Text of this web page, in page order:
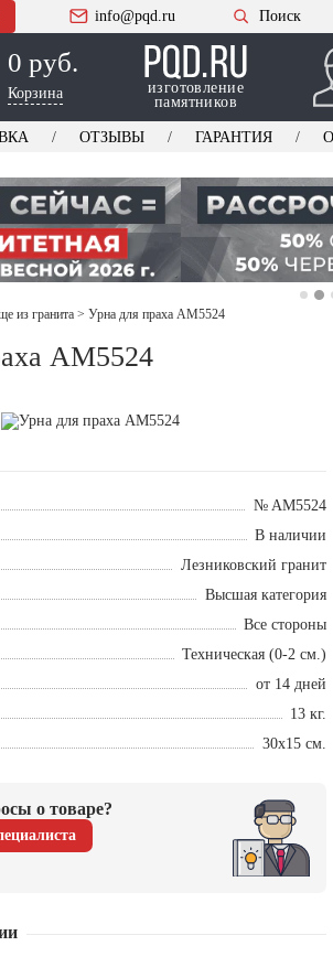
info@pqd.ru Поиск
0 руб.
Корзина
изготовление
памятников
ОТЗЫВЫ ГАРАНТИЯ
из гранита > Урна для праха AM5524
AM5524
№ AM5524
В наличии
Лезниковский гранит
Высшая категория
Все стороны
Техническая (0-2 см.)
от 14 дней
13 кг.
30х15 см.
о товаре?